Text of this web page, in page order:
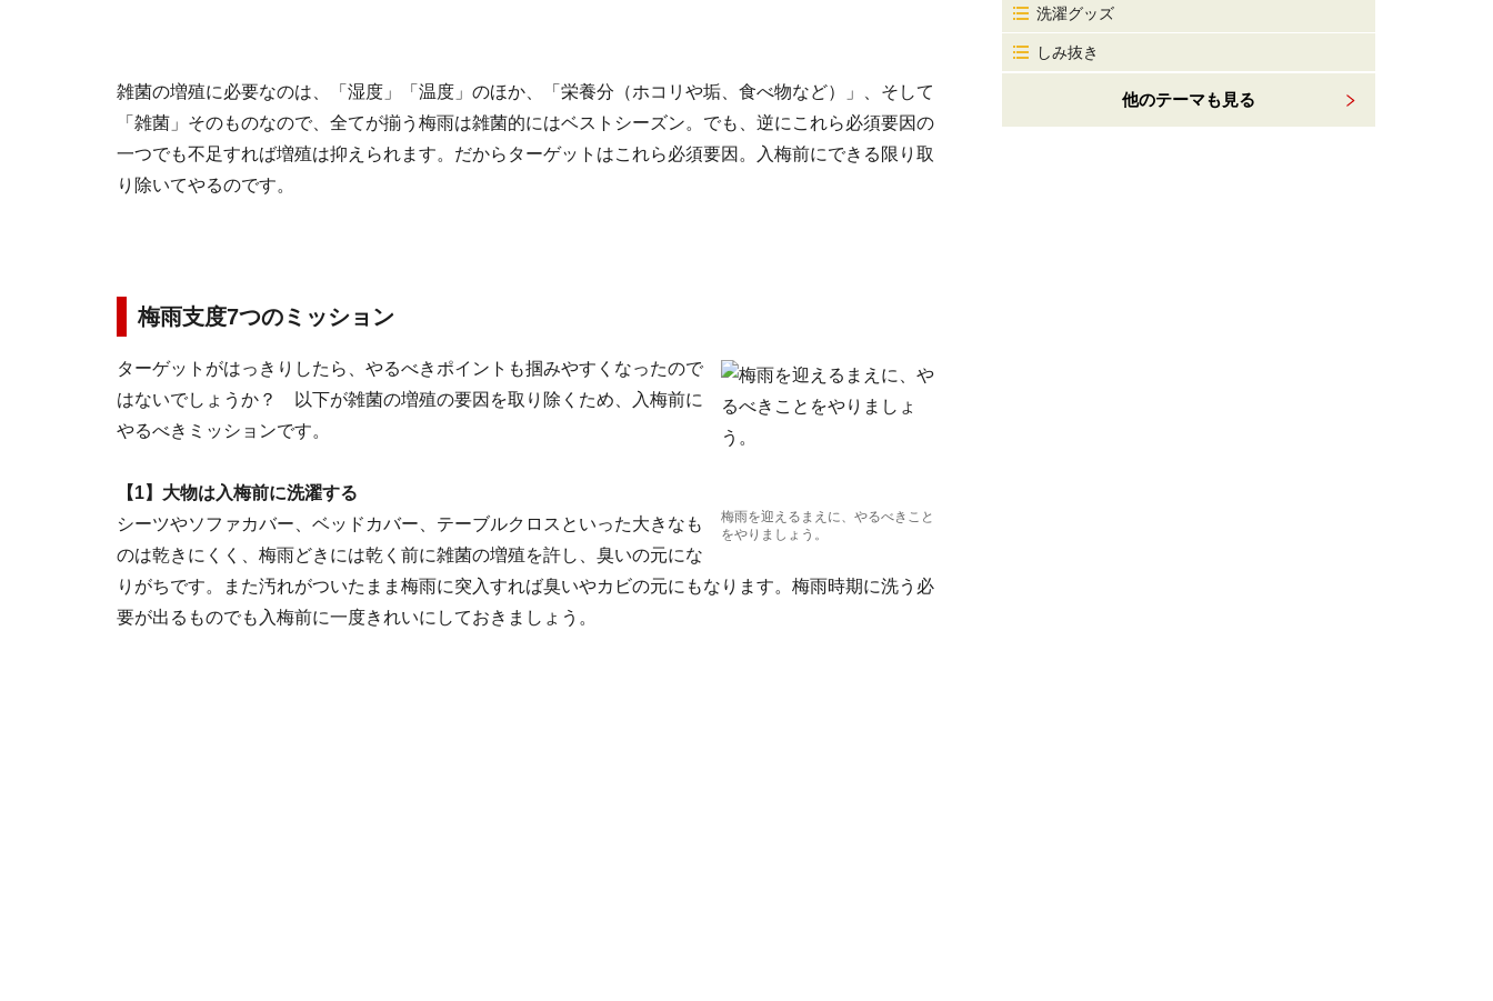
雑菌の増殖に必要なのは、「湿度」「温度」のほか、「栄養分（ホコリや垢、食べ物など）」、そして
「雑菌」そのものなので、全てが揃う梅雨は雑菌的にはベストシーズン。でも、逆にこれら必須要因の
一つでも不足すれば増殖は抑えられます。だからターゲットはこれら必須要因。入梅前にできる限り取
り除いてやるのです。
梅雨支度7つのミッション
梅雨を迎えるまえに、やるべきこと
をやりましょう。
ターゲットがはっきりしたら、やるべきポイントも掴みやすくなったので
はないでしょうか？ 以下が雑菌の増殖の要因を取り除くため、入梅前に
やるべきミッションです。
【1】大物は入梅前に洗濯する
シーツやソファカバー、ベッドカバー、テーブルクロスといった大きなも
のは乾きにくく、梅雨どきには乾く前に雑菌の増殖を許し、臭いの元にな
りがちです。また汚れがついたまま梅雨に突入すれば臭いやカビの元にもなります。梅雨時期に洗う必
要が出るものでも入梅前に一度きれいにしておきましょう。
洗濯グッズ
しみ抜き
他のテーマも見る